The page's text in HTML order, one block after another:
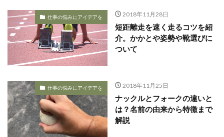
仕事の悩みにアイデアを 2018年11月28日
短距離走を速く走るコツを紹
介。かかとや姿勢や靴選びに
ついて
仕事の悩みにアイデアを 2018年11月25日
ナックルとフォークの違いと
は？名前の由来から特徴まで
解説